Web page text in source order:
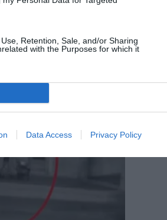
Retention, Sale, and/or Sharing
with the Purposes for which it
Data Access Privacy Policy
flagrant, alţi 14 au